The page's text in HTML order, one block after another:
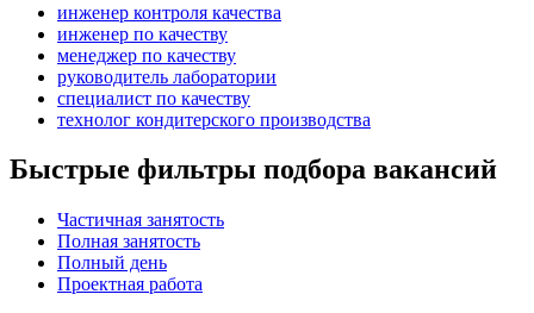
инженер контроля качества
инженер по качеству
менеджер по качеству
руководитель лаборатории
специалист по качеству
технолог кондитерского производства
Быстрые фильтры подбора вакансий
Частичная занятость
Полная занятость
Полный день
Проектная работа